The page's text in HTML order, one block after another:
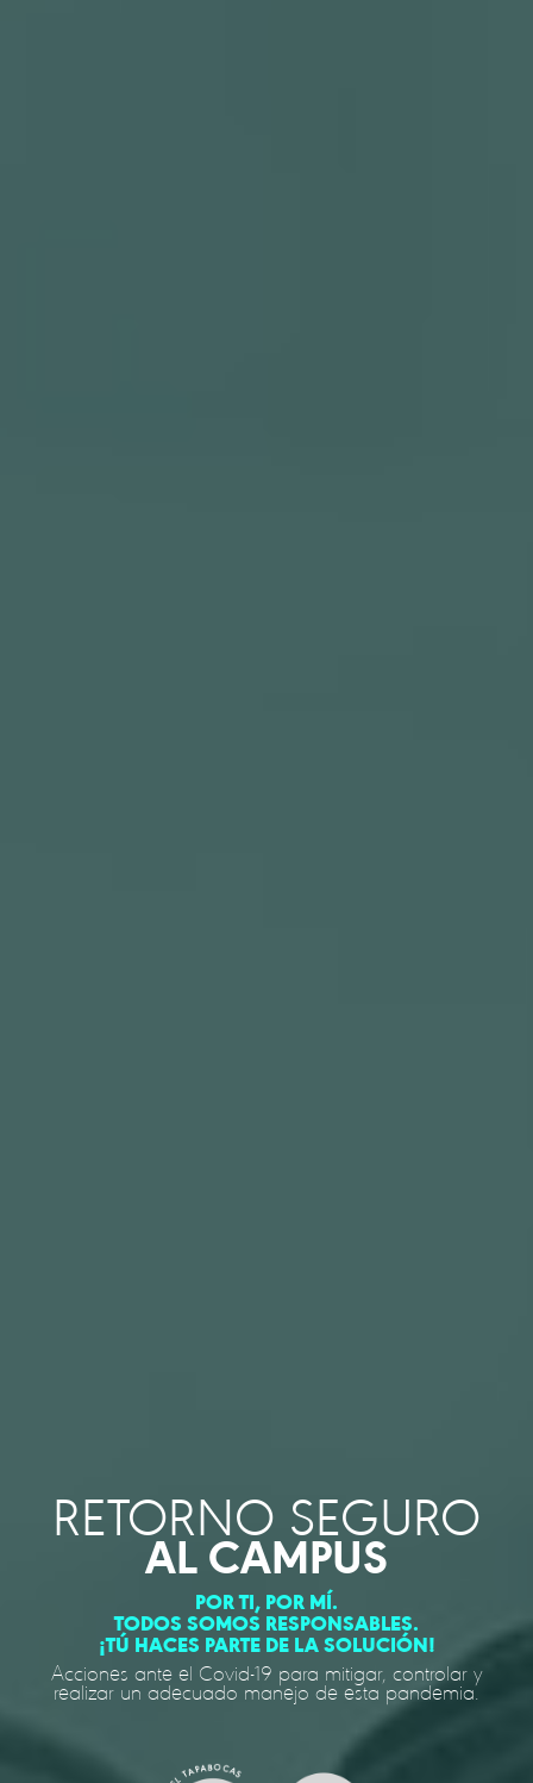
RETORNO SEGURO
AL CAMPUS
POR TI, POR MÍ.
TODOS SOMOS RESPONSABLES.
¡TÚ HACES PARTE DE LA SOLUCIÓN!
Acciones ante el Covid-19 para mitigar, controlar y
realizar un adecuado manejo de esta pandemia.